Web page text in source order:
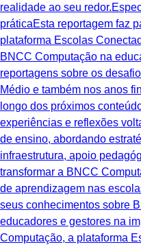
realidade ao seu
práticaEsta reportagem faz
plataforma Escolas
BNCC Computação na
reportagens sobre os
Médio e também nos anos
longo dos próximos
experiências e reflexões
de ensino, abordando
infraestrutura, apoio
transformar a BNCC
de aprendizagem nas
seus conhecimentos sobre
educadores e gestores na
Computação, a plataforma